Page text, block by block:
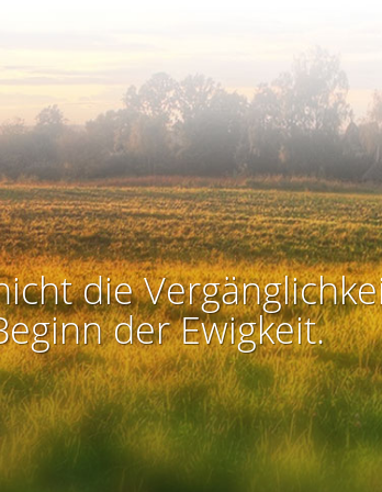
die
der Ewigkeit.